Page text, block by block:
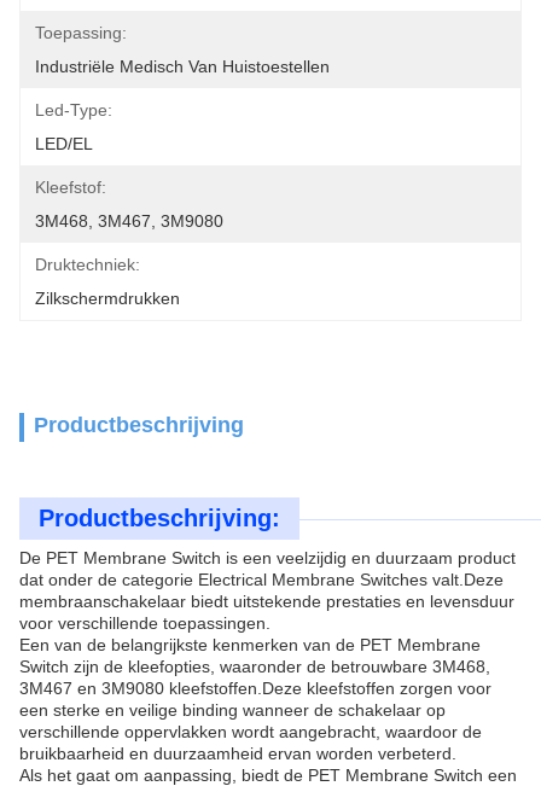
Toepassing:
Industriële Medisch Van Huistoestellen
Led-Type:
LED/EL
Kleefstof:
3M468, 3M467, 3M9080
Druktechniek:
Zilkschermdrukken
Productbeschrijving
Productbeschrijving:
De PET Membrane Switch is een veelzijdig en duurzaam product
dat onder de categorie Electrical Membrane Switches valt.Deze
membraanschakelaar biedt uitstekende prestaties en levensduur
voor verschillende toepassingen.
Een van de belangrijkste kenmerken van de PET Membrane
Switch zijn de kleefopties, waaronder de betrouwbare 3M468,
3M467 en 3M9080 kleefstoffen.Deze kleefstoffen zorgen voor
een sterke en veilige binding wanneer de schakelaar op
verschillende oppervlakken wordt aangebracht, waardoor de
bruikbaarheid en duurzaamheid ervan worden verbeterd.
Als het gaat om aanpassing, biedt de PET Membrane Switch een